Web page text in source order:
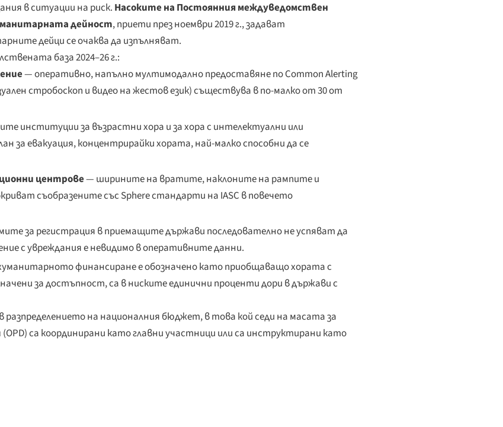
в ситуации на риск. Насоките на Постоянния междуведомствен
дейност, приети през ноември 2019 г., задават
дейци се очаква да изпълняват.
база 2024–26 г.:
— оперативно, напълно мултимодално предоставяне по Common Alerting
стробоскоп и видео на жестов език) съществува в по-малко от 30 от
институции за възрастни хора и за хора с интелектуални или
за евакуация, концентрирайки хората, най-малко способни да се
центрове— ширините на вратите, наклоните на рампите и
съобразените със Sphere стандарти на IASC в повечето
за регистрация в приемащите държави последователно не успяват да
с увреждания е невидимо в оперативните данни.
финансиране е обозначено като приобщаващо хората с
за достъпност, са в ниските единични проценти дори в държави с
разпределението на националния бюджет, в това кой седи на масата за
са координирани като главни участници или са инструктирани като